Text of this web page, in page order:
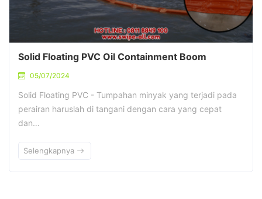
Solid Floating PVC Oil Containment Boom
05/07/2024
Solid Floating PVC - Tumpahan minyak yang terjadi pada
perairan haruslah di tangani dengan cara yang cepat
dan…
Selengkapnya